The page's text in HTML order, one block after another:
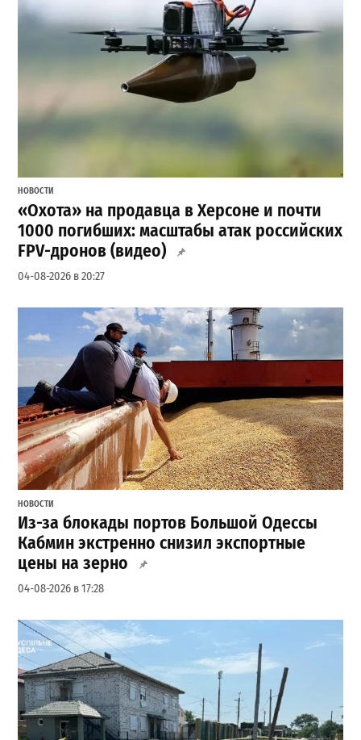
НОВОСТИ
«Охота» на продавца в Херсоне и почти
1000 погибших: масштабы атак российских
FPV-дронов (видео)
04-08-2026 в 20:27
НОВОСТИ
Из-за блокады портов Большой Одессы
Кабмин экстренно снизил экспортные
цены на зерно
04-08-2026 в 17:28